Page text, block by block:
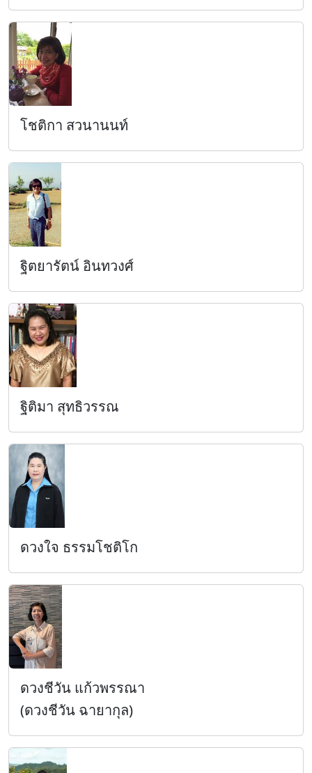
โชติกา สวนานนท์
ฐิตยารัตน์ อินทวงศ์
ฐิติมา สุทธิวรรณ
ดวงใจ ธรรมโชติโก
ดวงชีวัน แก้วพรรณา
(ดวงชีวัน ฉายากุล)